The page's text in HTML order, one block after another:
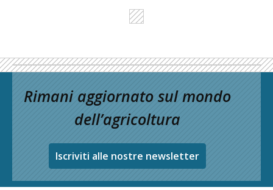
Rimani aggiornato sul mondo
dell’agricoltura
Iscriviti alle nostre newsletter